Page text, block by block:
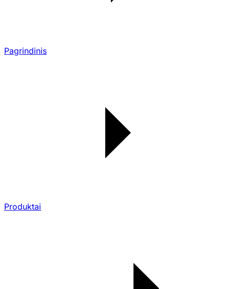
Pagrindinis
Produktai